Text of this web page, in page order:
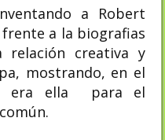
a Robert
frente a la biografias
relación creativa y
mostrando, en el
era ella para el